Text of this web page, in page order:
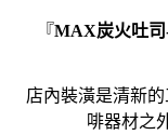
『MAX炭火吐
店內裝潢是清新
啡器材之